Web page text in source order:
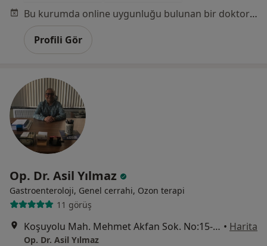
Bu kurumda online uygunluğu bulunan bir doktor veya uzman bulunamadı
Profili Gör
Op. Dr. Asil Yılmaz
Gastroenteroloji, Genel cerrahi, Ozon terapi
11 görüş
Koşuyolu Mah. Mehmet Akfan Sok. No:15-17/2 Kat:1, Kadıköy • Harita
Op. Dr. Asil Yılmaz